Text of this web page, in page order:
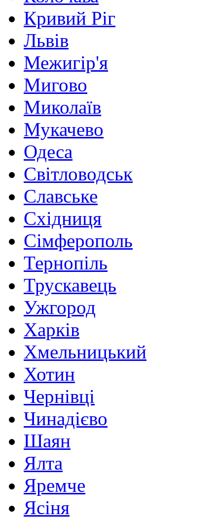
Кривий Ріг
Львів
Межигір'я
Мигово
Миколаїв
Мукачево
Одеса
Світловодськ
Славське
Східниця
Сімферополь
Тернопіль
Трускавець
Ужгород
Харків
Хмельницький
Хотин
Чернівці
Чинадієво
Шаян
Ялта
Яремче
Ясіня